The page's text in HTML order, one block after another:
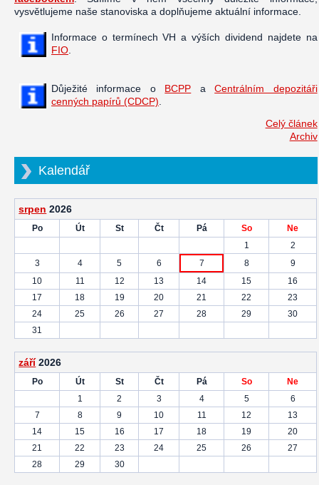
vysvětlujeme naše stanoviska a doplňujeme aktuální informace.
Informace o termínech VH a výších dividend najdete na
FIO
Důježité informace o BCPP aCentrálním depozitáři
cenných papírů (CDCP)
Celý článek
Archiv
Kalendář
srpen 2026
Po Út St Čt Pá So
Ne
1
2
3
4 5 6 7 8
9
10
11 12 13 14 15
16
17
18 19 20 21 22
23
24
25 26 27 28 29
30
31
září 2026
Po Út St Čt Pá So
Ne
1
2 3 4 5
6
7
8 9 10 11 12
13
14
15 16 17 18 19
20
21
22 23 24 25 26
27
28
29 30